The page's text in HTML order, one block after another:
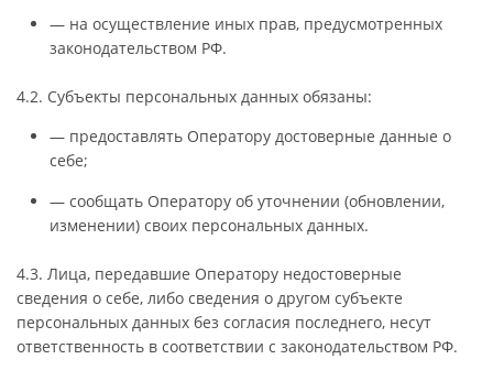
— на осуществление иных прав, предусмотренных
законодательством РФ.
4.2. Субъекты персональных данных обязаны:
— предоставлять Оператору достоверные данные о
себе;
— сообщать Оператору об уточнении (обновлении,
изменении) своих персональных данных.
4.3. Лица, передавшие Оператору недостоверные
сведения о себе, либо сведения о другом субъекте
персональных данных без согласия последнего, несут
ответственность в соответствии с законодательством РФ.